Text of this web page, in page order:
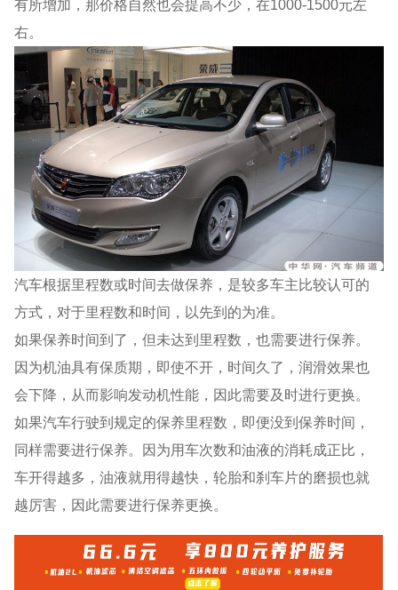
有所增加，那价格自然也会提高不少，在1000-1500元左
右。
汽车根据里程数或时间去做保养，是较多车主比较认可的
方式，对于里程数和时间，以先到的为准。
如果保养时间到了，但未达到里程数，也需要进行保养。
因为机油具有保质期，即使不开，时间久了，润滑效果也
会下降，从而影响发动机性能，因此需要及时进行更换。
如果汽车行驶到规定的保养里程数，即便没到保养时间，
同样需要进行保养。因为用车次数和油液的消耗成正比，
车开得越多，油液就用得越快，轮胎和刹车片的磨损也就
越厉害，因此需要进行保养更换。